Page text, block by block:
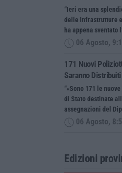
“Ieri era una
delle Infrastrutture
ha appena sventato
06 Agosto,
171 Nuovi
Saranno
“«Sono 171 le
di Stato destinate
assegnazioni del
06 Agosto,
Edizioni